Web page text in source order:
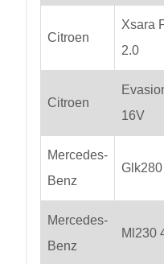
Citroen
Xsara
2.0
Citroen
16V
Mercedes-
Benz
Mercedes-
Benz
Ml230